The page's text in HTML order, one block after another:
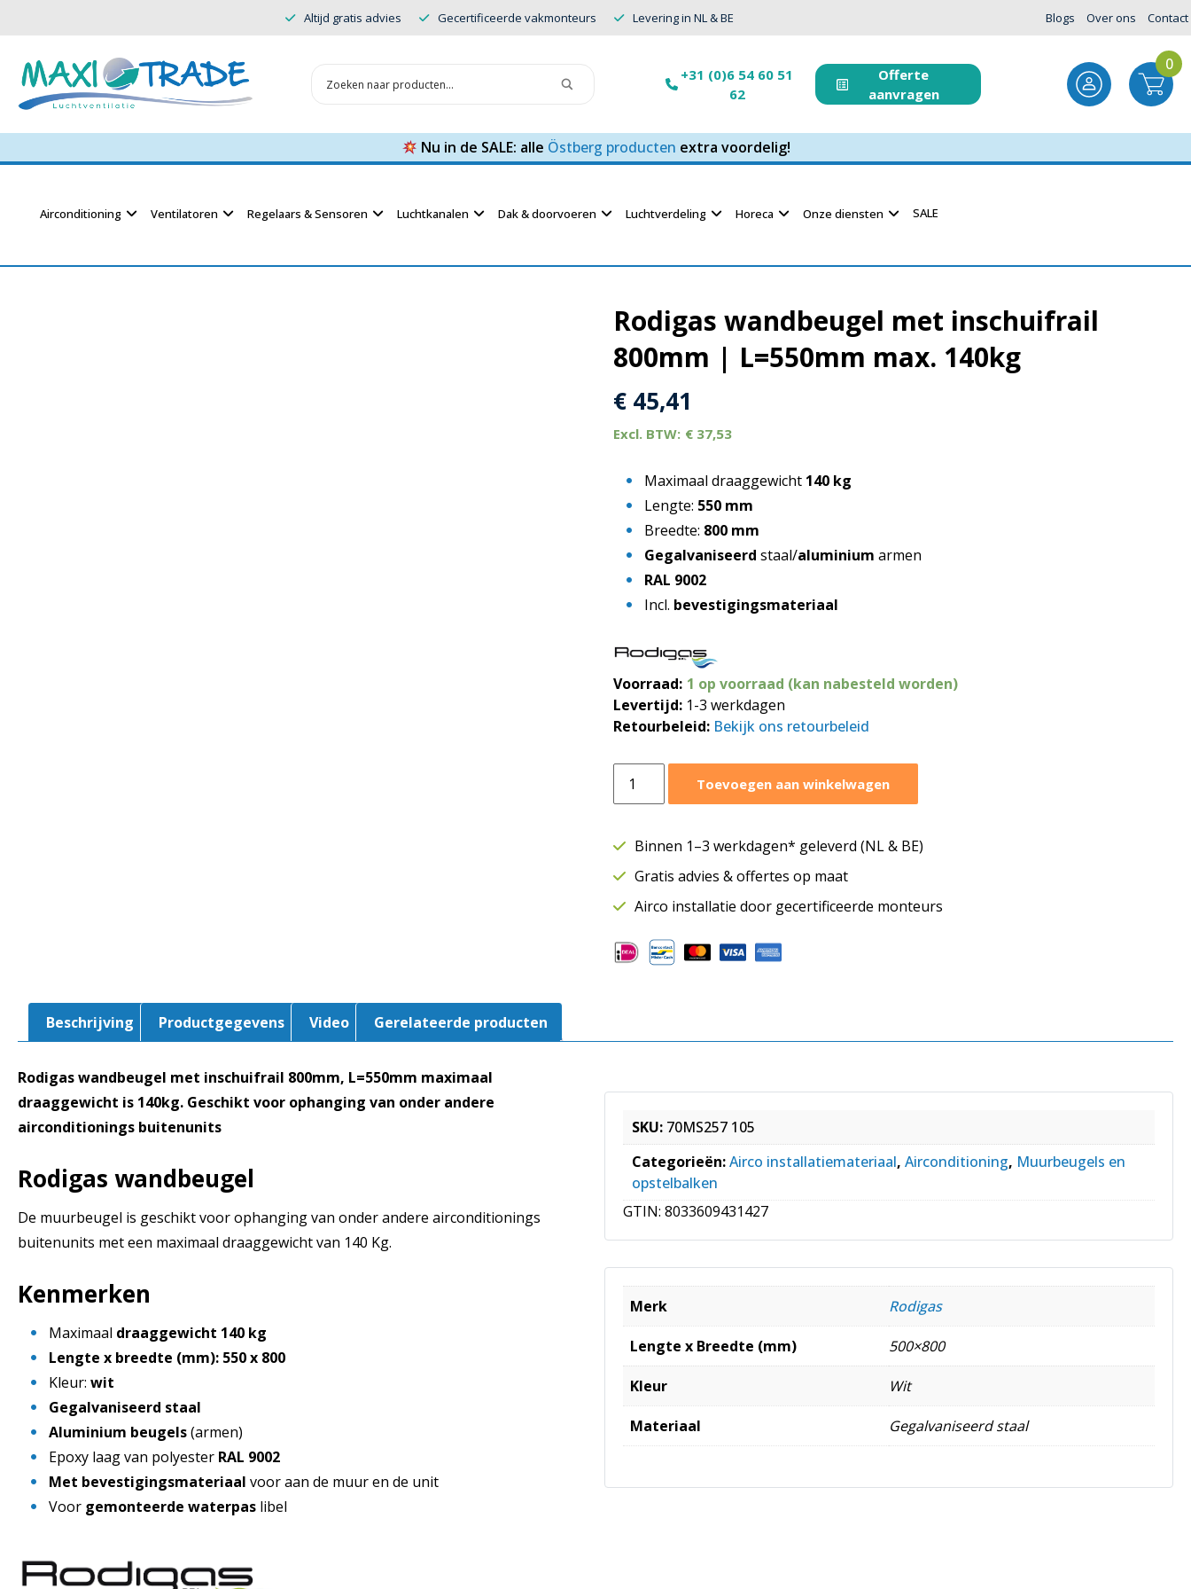
Altijd gratis advies Gecertificeerde vakmonteurs Levering in NL & BE Blogs Over ons Contact
+31 (0)6 54 60 51
62
Offerte
aanvragen
0
Nu in de SALE: alle Östberg producten extra voordelig!
Airconditioning Ventilatoren Regelaars & Sensoren Luchtkanalen Dak & doorvoeren Luchtverdeling Horeca Onze diensten SALE
Rodigas wandbeugel met inschuifrail
800mm | L=550mm max. 140kg
€ 45,41
€ 37,53
Maximaal draaggewicht 140 kg
Lengte: 550 mm
Breedte: 800 mm
Gegalvaniseerd staal/aluminium armen
RAL 9002
Incl. bevestigingsmateriaal
Voorraad: 1 op voorraad (kan nabesteld worden)
Levertijd: 1-3 werkdagen
Retourbeleid: Bekijk ons retourbeleid
wandbeugel
inschuifrail
|
L=550mm
140kg
aantal
Toevoegen aan winkelwagen
Binnen 1–3 werkdagen* geleverd (NL & BE)
Gratis advies & offertes op maat
Airco installatie door gecertificeerde monteurs
Beschrijving Productgegevens Video Gerelateerde producten
Rodigas wandbeugel met inschuifrail 800mm, L=550mm maximaal
draaggewicht is 140kg. Geschikt voor ophanging van onder andere
airconditionings buitenunits
Rodigas wandbeugel
De muurbeugel is geschikt voor ophanging van onder andere airconditionings
buitenunits met een maximaal draaggewicht van 140 Kg.
Kenmerken
Maximaal draaggewicht 140 kg
Lengte x breedte (mm): 550 x 800
Kleur: wit
Gegalvaniseerd staal
Aluminium beugels(armen)
Epoxy laag van polyester RAL 9002
Met bevestigingsmateriaal voor aan de muur en de unit
Voor gemonteerde waterpas libel
SKU: 70MS257 105
Categorieën:Airco installatiemateriaal, Airconditioning, Muurbeugels en
opstelbalken
GTIN: 8033609431427
Merk Rodigas
Lengte x Breedte (mm) 500×800
Kleur Wit
Materiaal Gegalvaniseerd staal